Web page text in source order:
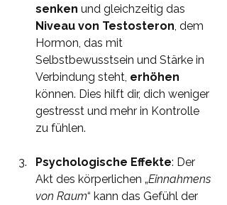
senken und gleichzeitig das
Niveau von Testosteron, dem
Hormon, das mit
Selbstbewusstsein und Stärke in
Verbindung steht, erhöhen
können. Dies hilft dir, dich weniger
gestresst und mehr in Kontrolle
zu fühlen.
Psychologische Effekte: Der
Akt des körperlichen „Einnahmens
von Raum“ kann das Gefühl der